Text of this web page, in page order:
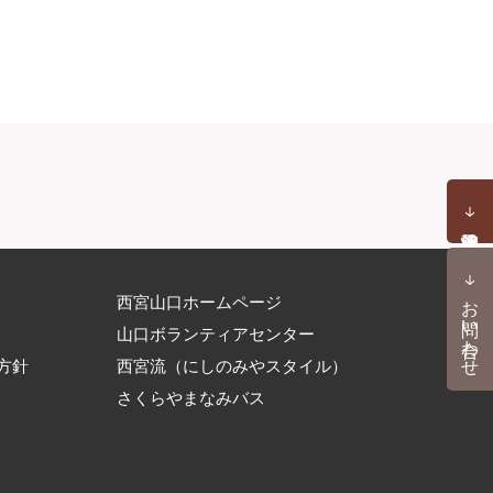
お問い合わせ
針
西宮山口ホームページ
山口ボランティアセンター
西宮流（にしのみやスタイル）
さくらやまなみバス